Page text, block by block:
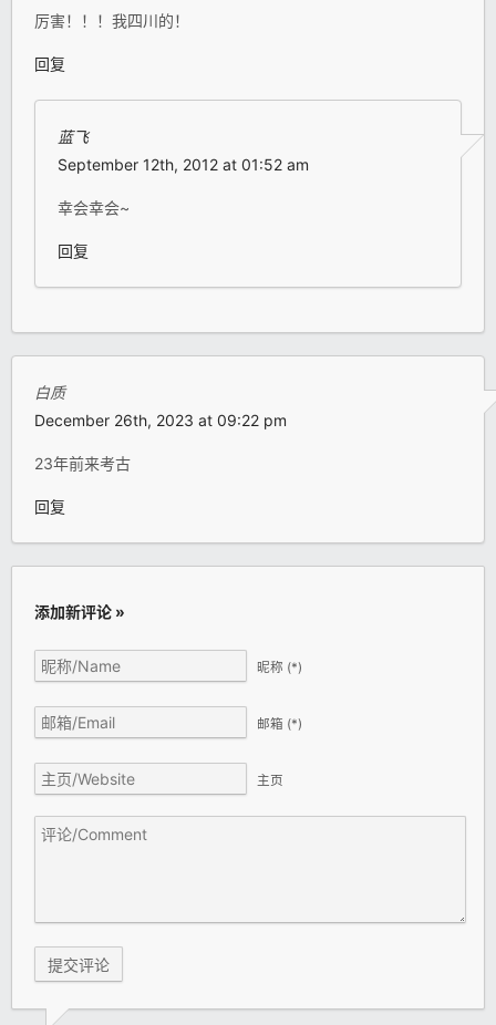
厉害！！！我四川的！
回复
蓝飞
September 12th, 2012 at 01:52 am
幸会幸会~
回复
白质
December 26th, 2023 at 09:22 pm
23年前来考古
回复
添加新评论 »
昵称 (*)
邮箱 (*)
主页